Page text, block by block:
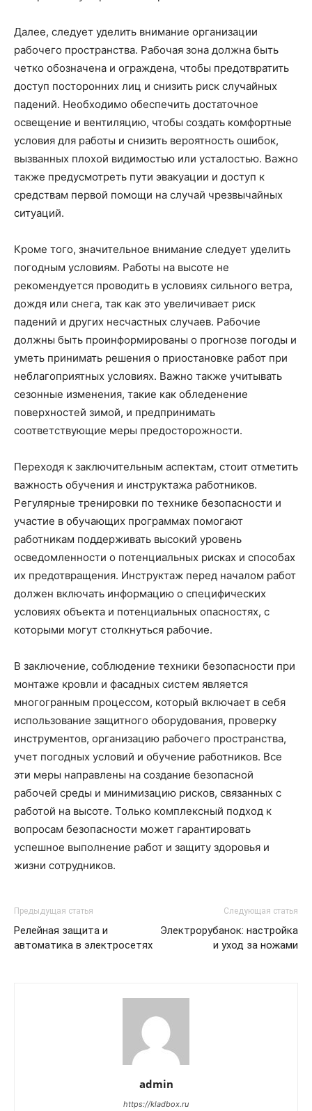
Далее, следует уделить внимание организации
рабочего пространства. Рабочая зона должна быть
четко обозначена и ограждена, чтобы предотвратить
доступ посторонних лиц и снизить риск случайных
падений. Необходимо обеспечить достаточное
освещение и вентиляцию, чтобы создать комфортные
условия для работы и снизить вероятность ошибок,
вызванных плохой видимостью или усталостью. Важно
также предусмотреть пути эвакуации и доступ к
средствам первой помощи на случай чрезвычайных
ситуаций.
Кроме того, значительное внимание следует уделить
погодным условиям. Работы на высоте не
рекомендуется проводить в условиях сильного ветра,
дождя или снега, так как это увеличивает риск
падений и других несчастных случаев. Рабочие
должны быть проинформированы о прогнозе погоды и
уметь принимать решения о приостановке работ при
неблагоприятных условиях. Важно также учитывать
сезонные изменения, такие как обледенение
поверхностей зимой, и предпринимать
соответствующие меры предосторожности.
Переходя к заключительным аспектам, стоит отметить
важность обучения и инструктажа работников.
Регулярные тренировки по технике безопасности и
участие в обучающих программах помогают
работникам поддерживать высокий уровень
осведомленности о потенциальных рисках и способах
их предотвращения. Инструктаж перед началом работ
должен включать информацию о специфических
условиях объекта и потенциальных опасностях, с
которыми могут столкнуться рабочие.
В заключение, соблюдение техники безопасности при
монтаже кровли и фасадных систем является
многогранным процессом, который включает в себя
использование защитного оборудования, проверку
инструментов, организацию рабочего пространства,
учет погодных условий и обучение работников. Все
эти меры направлены на создание безопасной
рабочей среды и минимизацию рисков, связанных с
работой на высоте. Только комплексный подход к
вопросам безопасности может гарантировать
успешное выполнение работ и защиту здоровья и
жизни сотрудников.
Предыдущая статья
Релейная защита и
автоматика в электросетях
Следующая статья
Электрорубанок: настройка
и уход за ножами
admin
https://kladbox.ru